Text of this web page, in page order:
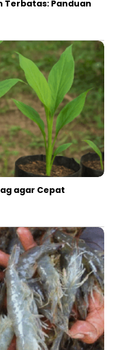
Terbatas: Panduan
agar Cepat